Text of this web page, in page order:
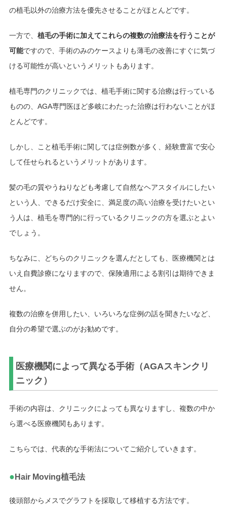
の植毛以外の治療方法を優先させることがほとんどです。
一方で、 植毛の手術に加えてこれらの複数の治療法を行うことが
可能ですので、手術のみのケースよりも薄毛の改善にすぐに気づ
ける可能性が高いというメリットもあります。
植毛専門のクリニックでは、植毛手術に関する治療は行っている
ものの、AGA専門医ほど多岐にわたった治療は行わないことがほ
とんどです。
しかし、こと植毛手術に関しては症例数が多く、経験豊富で安心
して任せられるというメリットがあります。
髪の毛の質やうねりなども考慮して自然なヘアスタイルにしたい
という人、できるだけ安全に、満足度の高い治療を受けたいとい
う人は、植毛を専門的に行っているクリニックの方を選ぶとよい
でしょう。
ちなみに、どちらのクリニックを選んだとしても、医療機関とは
いえ自費診療になりますので、保険適用による割引は期待できま
せん。
複数の治療を併用したい、いろいろな症例の話を聞きたいなど、
自分の希望で選ぶのがお勧めです。
医療機関によって異なる手術（AGAスキンクリ
ニック）
手術の内容は、クリニックによっても異なりますし、複数の中か
ら選べる医療機関もあります。
こちらでは、代表的な手術法についてご紹介していきます。
● Hair Moving植毛法
後頭部からメスでグラフトを採取して移植する方法です。